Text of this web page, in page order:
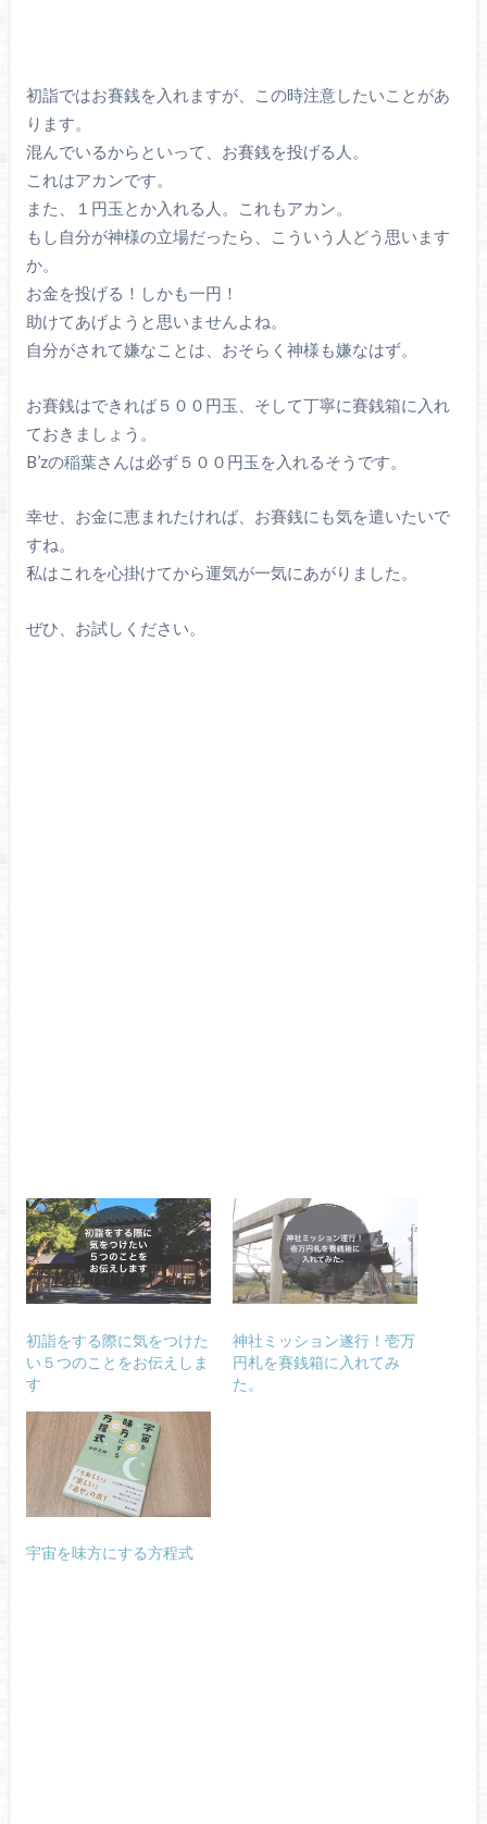
初詣ではお賽銭を入れますが、この時注意したいことがあ
ります。
混んでいるからといって、お賽銭を投げる人。
これはアカンです。
また、１円玉とか入れる人。これもアカン。
もし自分が神様の立場だったら、こういう人どう思います
か。
お金を投げる！しかも一円！
助けてあげようと思いませんよね。
自分がされて嫌なことは、おそらく神様も嫌なはず。
お賽銭はできれば５００円玉、そして丁寧に賽銭箱に入れ
ておきましょう。
B’zの稲葉さんは必ず５００円玉を入れるそうです。
幸せ、お金に恵まれたければ、お賽銭にも気を遣いたいで
すね。
私はこれを心掛けてから運気が一気にあがりました。
ぜひ、お試しください。
初詣をする際に気をつけた
い５つのことをお伝えしま
す
神社ミッション遂行！壱万
円札を賽銭箱に入れてみ
た。
宇宙を味方にする方程式